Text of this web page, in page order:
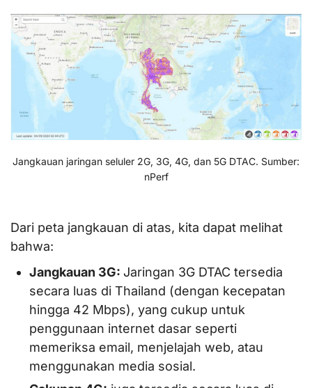
Jangkauan jaringan seluler 2G, 3G, 4G, dan 5G DTAC. Sumber:
nPerf
Dari peta jangkauan di atas, kita dapat melihat
bahwa:
Jangkauan 3G: Jaringan 3G DTAC tersedia
secara luas di Thailand (dengan kecepatan
hingga 42 Mbps), yang cukup untuk
penggunaan internet dasar seperti
memeriksa email, menjelajah web, atau
menggunakan media sosial.